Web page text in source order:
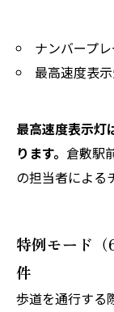
ナンバープ
最高速度表
最高速度表示灯
ります。 倉敷駅
の担当者による
特例モード
件
歩道を通行する